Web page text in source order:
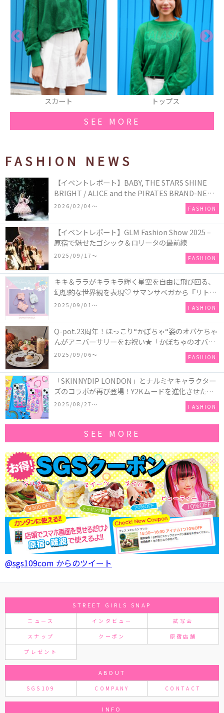
スカート トップス
SEE MORE
FASHION NEWS
【イベントレポート】BABY, THE STARS SHINE
BRIGHT / ALICE and the PIRATES BRAND-NEW
COLLECTION in TOKYO
2026/02/04〜 FASHION
【イベントレポート】GLM Fashion Show 2025 –
原宿で魅せたゴシック＆ロリータの最前線
2025/09/17〜 FASHION
キキ＆ララがキラキラ輝く星空を自由に飛び回る、
幻想的な世界観を表現♡ サマンサベガから『リトル
ツインスターズ』50周年アニバーサリーイヤー』を
2025/09/01〜 FASHION
Q-pot.23周年！ほっこり“かぼちゃ“姿のオバケちゃ
んがアニバーサリーをお祝い★「かぼちゃのオバケ
ーキアクセサリー」が新発売！Q-pot CAFE.では
「かぼちゃのオバケーキプレート」も登場
2025/09/06〜 FASHION
「SKINNYDIP LONDON」とナルミヤキャラクター
ズのコラボが再び登場！Y2Kムードを進化させた新
作コレクションを発売♪
2025/08/27〜 FASHION
SEE MORE
@sgs109com からのツイート
STREET GIRLS SNAP
ニュース インタビュー 試写会
スナップ クーポン 原宿店舗
プレゼント
ABOUT
SGS109 COMPANY CONTACT
INFO